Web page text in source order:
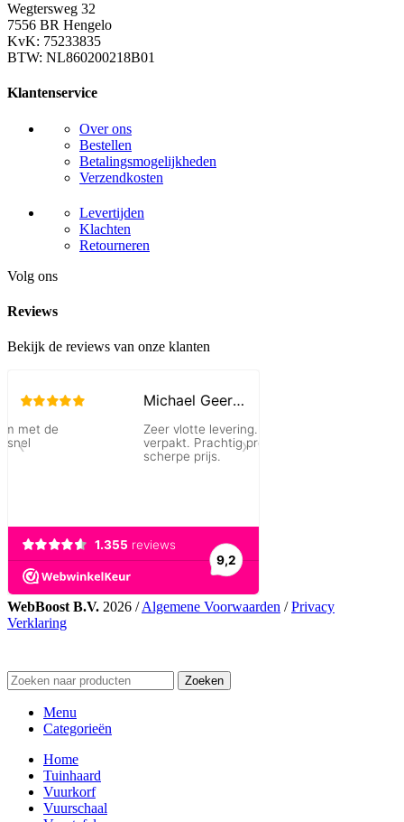
Wegtersweg 32
7556 BR Hengelo
KvK: 75233835
BTW: NL860200218B01
Klantenservice
Over ons
Bestellen
Betalingsmogelijkheden
Verzendkosten
Levertijden
Klachten
Retourneren
Volg ons
Reviews
Bekijk de reviews van onze klanten
WebBoost B.V. 2026 /Algemene Voorwaarden /Privacy
Verklaring
Zoeken
Menu
Categorieën
Home
Tuinhaard
Vuurkorf
Vuurschaal